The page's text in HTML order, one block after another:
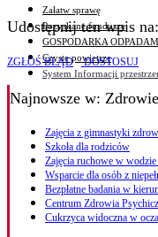
Załatw sprawę
Pozyskane fundusze
GOSPODARKA
Czyste powietrze
System Informacji
Udostępnij ten wpis na:
ZGŁOŚ BŁĄD DOSTOSUJ
Najnowsze w: Zdrowie
Zajęcia z gimnastyki
Szkoła dla rodziców
Zajęcia ruchowe w
Wsparcie dla osób z
Bezpłatne badania w
Centrum Zdrowia
Cukrzyca widoczna w